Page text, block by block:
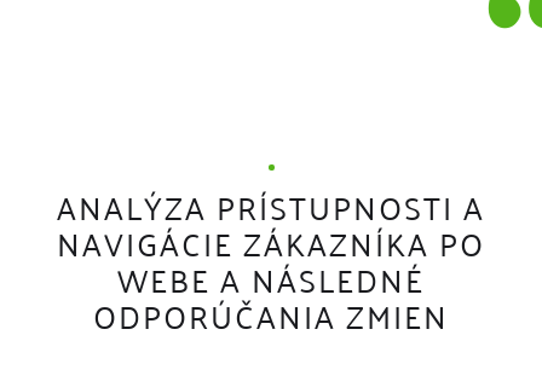
ANALÝZA PRÍSTUPNOSTI A
NAVIGÁCIE ZÁKAZNÍKA PO
WEBE A NÁSLEDNÉ
ODPORÚČANIA ZMIEN